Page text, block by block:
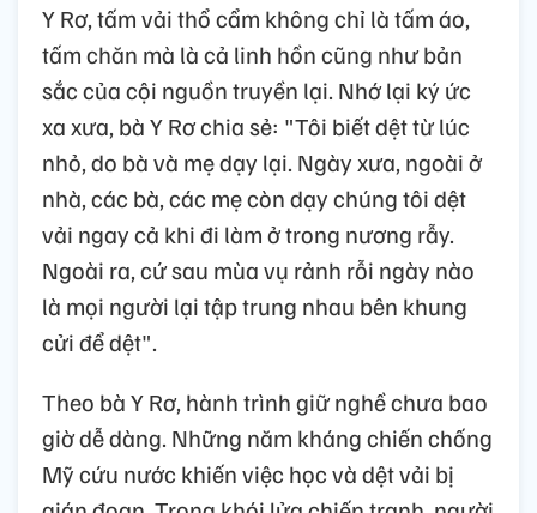
Y Rơ, tấm vải thổ cẩm không chỉ là tấm áo,
tấm chăn mà là cả linh hồn cũng như bản
sắc của cội nguồn truyền lại. Nhớ lại ký ức
xa xưa, bà Y Rơ chia sẻ: "Tôi biết dệt từ lúc
nhỏ, do bà và mẹ dạy lại. Ngày xưa, ngoài ở
nhà, các bà, các mẹ còn dạy chúng tôi dệt
vải ngay cả khi đi làm ở trong nương rẫy.
Ngoài ra, cứ sau mùa vụ rảnh rỗi ngày nào
là mọi người lại tập trung nhau bên khung
cửi để dệt".
Theo bà Y Rơ, hành trình giữ nghề chưa bao
giờ dễ dàng. Những năm kháng chiến chống
Mỹ cứu nước khiến việc học và dệt vải bị